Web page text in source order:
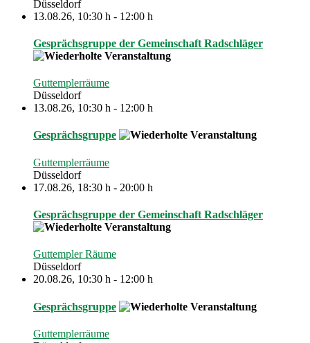
Düsseldorf
13.08.26, 10:30 h - 12:00 h
Gesprächsgruppe der Gemeinschaft Radschläger
Guttemplerräume
Düsseldorf
13.08.26, 10:30 h - 12:00 h
Gesprächsgruppe
Guttemplerräume
Düsseldorf
17.08.26, 18:30 h - 20:00 h
Gesprächsgruppe der Gemeinschaft Radschläger
Guttempler Räume
Düsseldorf
20.08.26, 10:30 h - 12:00 h
Gesprächsgruppe
Guttemplerräume